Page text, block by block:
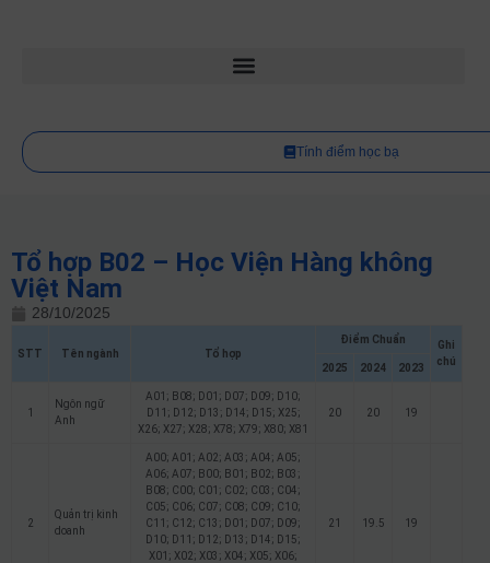
Tính điểm học bạ
Tổ hợp B02 – Học Viện Hàng không
Việt Nam
28/10/2025
STT Tên ngành Tổ hợp
Điểm Chuẩn
Ghi
chú
2025 2024 2023
1
Ngôn ngữ
Anh
A01; B08; D01; D07; D09; D10;
D11; D12; D13; D14; D15; X25;
X26; X27; X28; X78; X79; X80; X81
20 20 19
2
Quản trị kinh
doanh
A00; A01; A02; A03; A04; A05;
A06; A07; B00; B01; B02; B03;
B08; C00; C01; C02; C03; C04;
C05; C06; C07; C08; C09; C10;
C11; C12; C13; D01; D07; D09;
D10; D11; D12; D13; D14; D15;
X01; X02; X03; X04; X05; X06;
21 19.5 19